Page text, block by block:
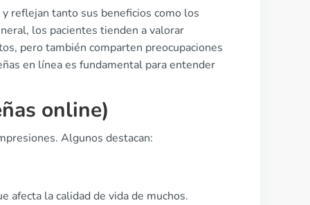
reflejan tanto sus beneficios como los
los pacientes tienden a valorar
pero también comparten preocupaciones
en línea es fundamental para entender
online)
Algunos destacan:
afecta la calidad de vida de muchos.